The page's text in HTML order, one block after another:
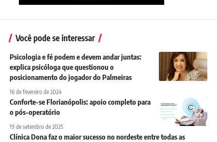
Você pode se interessar
Psicologia e fé podem e devem andar juntas:
explica psicóloga que questionou o
posicionamento do jogador do Palmeiras
16 de fevereiro de 2024
Conforte-se Florianópolis: apoio completo para
o pós-operatório
19 de setembro de 2025
Clínica Dona faz o maior sucesso no nordeste entre todas as